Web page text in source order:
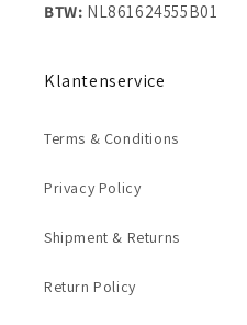
BTW: NL861624555B01
Klantenservice
Terms & Conditions
Privacy Policy
Shipment & Returns
Return Policy